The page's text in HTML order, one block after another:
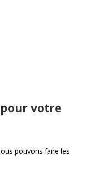
votre
pouvons faire les